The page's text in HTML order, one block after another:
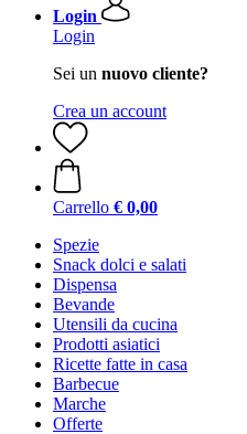
Login
Login
Sei un nuovo cliente?
Crea un account
Carrello € 0,00
Spezie
Snack dolci e salati
Dispensa
Bevande
Utensili da cucina
Prodotti asiatici
Ricette fatte in casa
Barbecue
Marche
Offerte